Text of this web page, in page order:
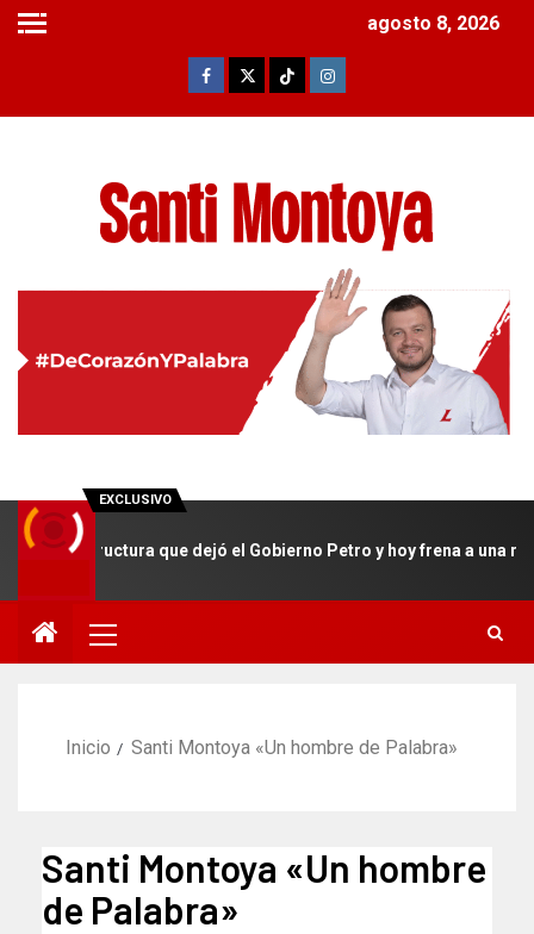
agosto 8, 2026
EXCLUSIVO
que dejó el Gobierno Petro y hoy frena a una región
Inicio Santi Montoya «Un hombre de Palabra»
Santi Montoya «Un hombre
de Palabra»